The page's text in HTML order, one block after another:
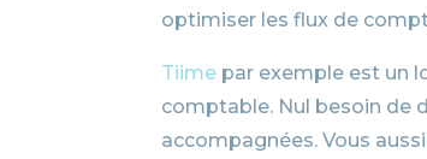
optimiser les flux de
Tiime par exemple est un
comptable. Nul besoin de
accompagnées. Vous